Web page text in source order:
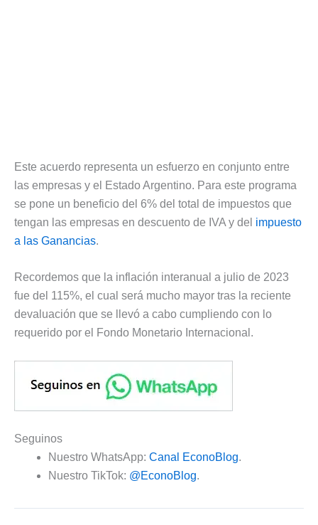
Este acuerdo representa un esfuerzo en conjunto entre
las empresas y el Estado Argentino. Para este programa
se pone un beneficio del 6% del total de impuestos que
tengan las empresas en descuento de IVA y del impuesto
a las Ganancias.
Recordemos que la inflación interanual a julio de 2023
fue del 115%, el cual será mucho mayor tras la reciente
devaluación que se llevó a cabo cumpliendo con lo
requerido por el Fondo Monetario Internacional.
Seguinos
Nuestro WhatsApp: Canal EconoBlog.
Nuestro TikTok: @EconoBlog.